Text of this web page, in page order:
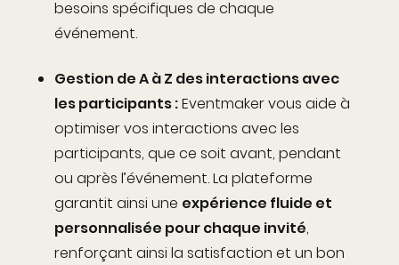
besoins spécifiques de chaque
événement.
Gestion de A à Z des interactions avec
les participants :Eventmaker vous aide à
optimiser vos interactions avec les
participants, que ce soit avant, pendant
ou après l’événement. La plateforme
garantit ainsi une expérience fluide et
personnalisée pour chaque invité,
renforçant ainsi la satisfaction et un bon